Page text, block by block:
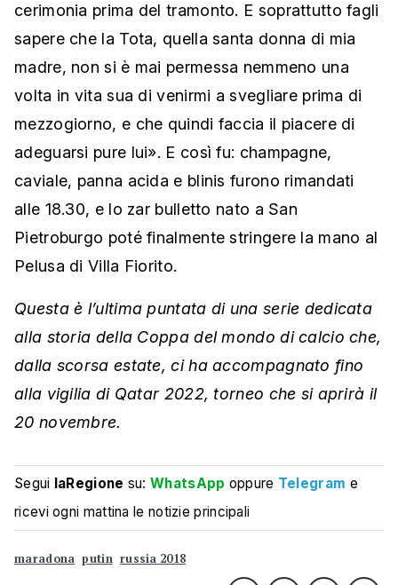
cerimonia prima del tramonto. E soprattutto fagli
sapere che la Tota, quella santa donna di mia
madre, non si è mai permessa nemmeno una
volta in vita sua di venirmi a svegliare prima di
mezzogiorno, e che quindi faccia il piacere di
adeguarsi pure lui». E così fu: champagne,
caviale, panna acida e blinis furono rimandati
alle 18.30, e lo zar bulletto nato a San
Pietroburgo poté finalmente stringere la mano al
Pelusa di Villa Fiorito.
Questa è l’ultima puntata di una serie dedicata
alla storia della Coppa del mondo di calcio che,
dalla scorsa estate, ci ha accompagnato fino
alla vigilia di Qatar 2022, torneo che si aprirà il
20 novembre.
Segui laRegione su:WhatsApp oppure Telegram e
ricevi ogni mattina le notizie principali
maradona putin russia 2018